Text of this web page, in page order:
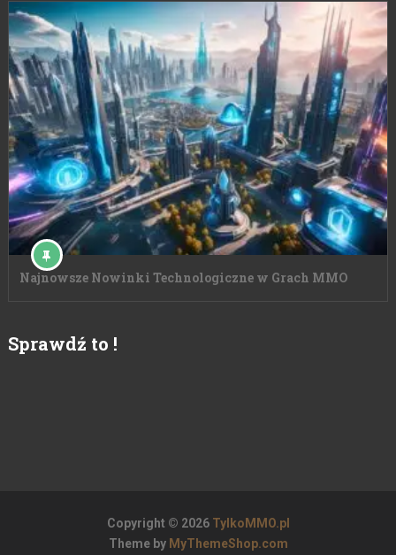
Najnowsze Nowinki Technologiczne w Grach MMO
Sprawdź to !
Copyright © 2026 TylkoMMO.pl
Theme by MyThemeShop.com